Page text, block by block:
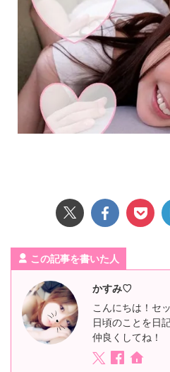
この記事を書いた人
かすみ♡
こんにちは！セ
日頃のことを日
仲良くしてね！